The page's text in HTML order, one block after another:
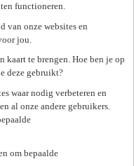
functioneren.
van onze websites en
jou.
kaart te brengen. Hoe ben je op
deze gebruikt?
waar nodig verbeteren en
al onze andere gebruikers.
om bepaalde
maand